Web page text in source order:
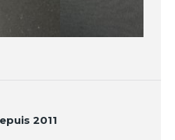
2011